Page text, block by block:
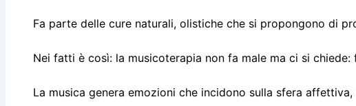
Fa parte delle cure naturali, olistiche che si propongono di
Nei fatti è così: la musicoterapia non fa male ma ci si
La musica genera emozioni che incidono sulla sfera